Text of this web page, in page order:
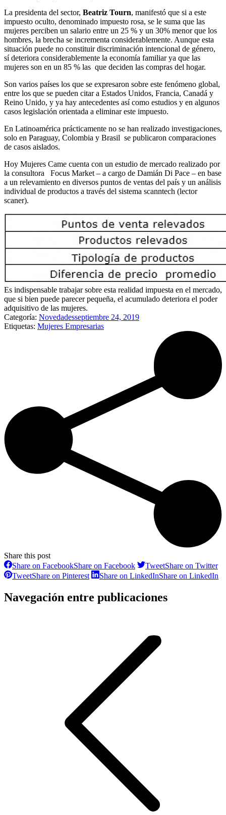
La presidenta del sector, Beatriz Tourn, manifestó que si a este
impuesto oculto, denominado impuesto rosa, se le suma que las
mujeres perciben un salario entre un 25 % y un 30% menor que los
hombres, la brecha se incrementa considerablemente. Aunque esta
situación puede no constituir discriminación intencional de género,
sí deteriora considerablemente la economía familiar ya que las
mujeres son en un 85 % las que deciden las compras del hogar.
Son varios países los que se expresaron sobre este fenómeno global,
entre los que se pueden citar a Estados Unidos, Francia, Canadá y
Reino Unido, y ya hay antecedentes así como estudios y en algunos
casos legislación orientada a eliminar este impuesto.
En Latinoamérica prácticamente no se han realizado investigaciones,
solo en Paraguay, Colombia y Brasil se publicaron comparaciones
de casos aislados.
Hoy Mujeres Came cuenta con un estudio de mercado realizado por
la consultora Focus Market – a cargo de Damián Di Pace – en base
a un relevamiento en diversos puntos de ventas del país y un análisis
individual de productos a través del sistema scanntech (lector
scaner).
Es indispensable trabajar sobre esta realidad impuesta en el mercado,
que si bien puede parecer pequeña, el acumulado deteriora el poder
adquisitivo de las mujeres.
Categoría: Novedadesseptiembre 24, 2019
Etiquetas: Mujeres Empresarias
Share this post
Share on FacebookShare on Facebook TweetShare on Twitter
TweetShare on Pinterest Share on LinkedInShare on LinkedIn
Navegación entre publicaciones